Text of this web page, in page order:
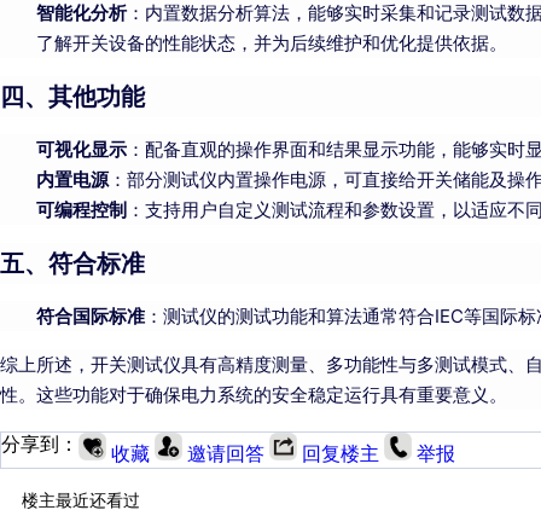
智能化分析：内置数据分析算法，能够实时采集和记录测试数
了解开关设备的性能状态，并为后续维护和优化提供依据。
四、其他功能
可视化显示 ：配备直观的操作界面和结果显示功能，能够实
内置电源：部分测试仪内置操作电源，可直接给开关储能及操
可编程控制 ：支持用户自定义测试流程和参数设置，以适应不
五、符合标准
符合国际标准 ：测试仪的测试功能和算法通常符合IEC等国际
综上所述，开关测试仪具有高精度测量、多功能性与多测试模式
性。这些功能对于确保电力系统的安全稳定运行具有重要意义。
分享到： 收藏 邀请回答 回复楼主 举报
楼主最近还看过